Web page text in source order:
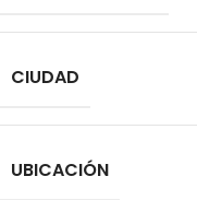
CIUDAD
UBICACIÓN